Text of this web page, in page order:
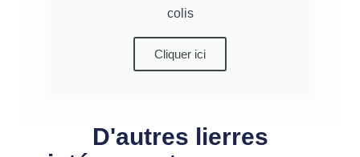
colis
Cliquer ici
D'autres lierres